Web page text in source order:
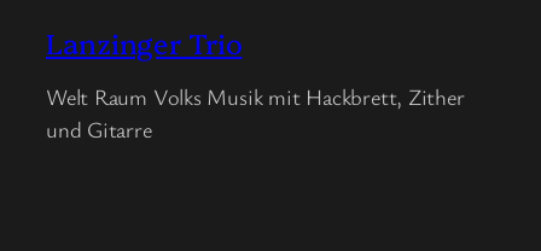
Lanzinger Trio
Welt Raum Volks Musik mit Hackbrett, Zither
und Gitarre